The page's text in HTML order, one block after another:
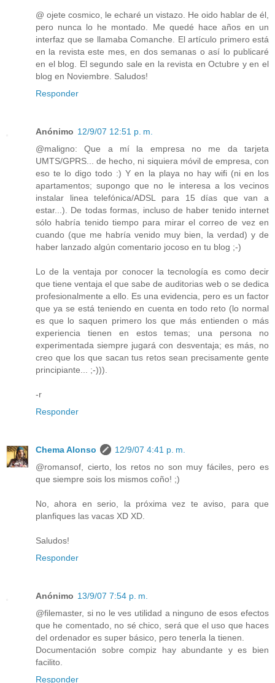
@ ojete cosmico, le echaré un vistazo. He oido hablar de él,
pero nunca lo he montado. Me quedé hace años en un
interfaz que se llamaba Comanche. El artículo primero está
en la revista este mes, en dos semanas o así lo publicaré
en el blog. El segundo sale en la revista en Octubre y en el
blog en Noviembre. Saludos!
Responder
Anónimo 12/9/07 12:51 p. m.
@maligno: Que a mí la empresa no me da tarjeta
UMTS/GPRS... de hecho, ni siquiera móvil de empresa, con
eso te lo digo todo :) Y en la playa no hay wifi (ni en los
apartamentos; supongo que no le interesa a los vecinos
instalar linea telefónica/ADSL para 15 días que van a
estar...). De todas formas, incluso de haber tenido internet
sólo habría tenido tiempo para mirar el correo de vez en
cuando (que me habría venido muy bien, la verdad) y de
haber lanzado algún comentario jocoso en tu blog ;-)
Lo de la ventaja por conocer la tecnología es como decir
que tiene ventaja el que sabe de auditorias web o se dedica
profesionalmente a ello. Es una evidencia, pero es un factor
que ya se está teniendo en cuenta en todo reto (lo normal
es que lo saquen primero los que más entienden o más
experiencia tienen en estos temas; una persona no
experimentada siempre jugará con desventaja; es más, no
creo que los que sacan tus retos sean precisamente gente
principiante... ;-))).
-r
Responder
Chema Alonso
12/9/07 4:41 p. m.
@romansof, cierto, los retos no son muy fáciles, pero es
que siempre sois los mismos coño! ;)
No, ahora en serio, la próxima vez te aviso, para que
planfiques las vacas XD XD.
Saludos!
Responder
Anónimo 13/9/07 7:54 p. m.
@filemaster, si no le ves utilidad a ninguno de esos efectos
que he comentado, no sé chico, será que el uso que haces
del ordenador es super básico, pero tenerla la tienen.
Documentación sobre compiz hay abundante y es bien
facilito.
Responder